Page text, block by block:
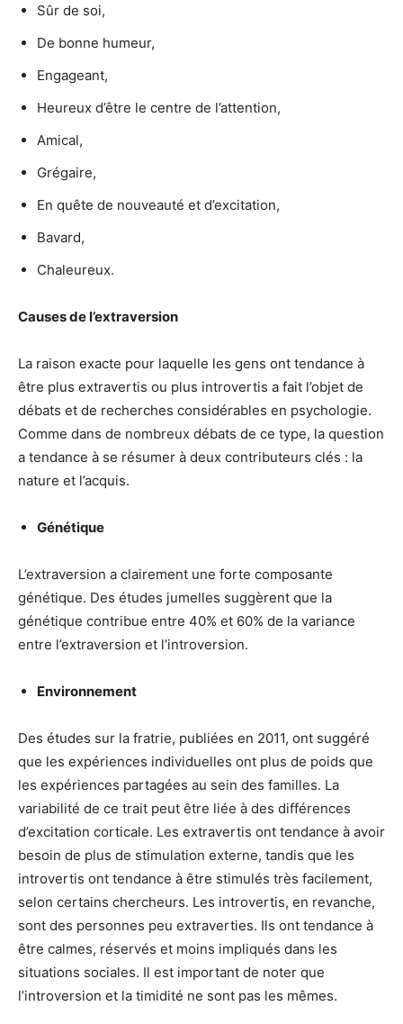
Sûr de soi,
De bonne humeur,
Engageant,
Heureux d’être le centre de l’attention,
Amical,
Grégaire,
En quête de nouveauté et d’excitation,
Bavard,
Chaleureux.
Causes de l’extraversion
La raison exacte pour laquelle les gens ont tendance à
être plus extravertis ou plus introvertis a fait l’objet de
débats et de recherches considérables en psychologie.
Comme dans de nombreux débats de ce type, la question
a tendance à se résumer à deux contributeurs clés : la
nature et l’acquis.
Génétique
L’extraversion a clairement une forte composante
génétique. Des études jumelles suggèrent que la
génétique contribue entre 40% et 60% de la variance
entre l’extraversion et l’introversion.
Environnement
Des études sur la fratrie, publiées en 2011, ont suggéré
que les expériences individuelles ont plus de poids que
les expériences partagées au sein des familles. La
variabilité de ce trait peut être liée à des différences
d’excitation corticale. Les extravertis ont tendance à avoir
besoin de plus de stimulation externe, tandis que les
introvertis ont tendance à être stimulés très facilement,
selon certains chercheurs. Les introvertis, en revanche,
sont des personnes peu extraverties. Ils ont tendance à
être calmes, réservés et moins impliqués dans les
situations sociales. Il est important de noter que
l’introversion et la timidité ne sont pas les mêmes.